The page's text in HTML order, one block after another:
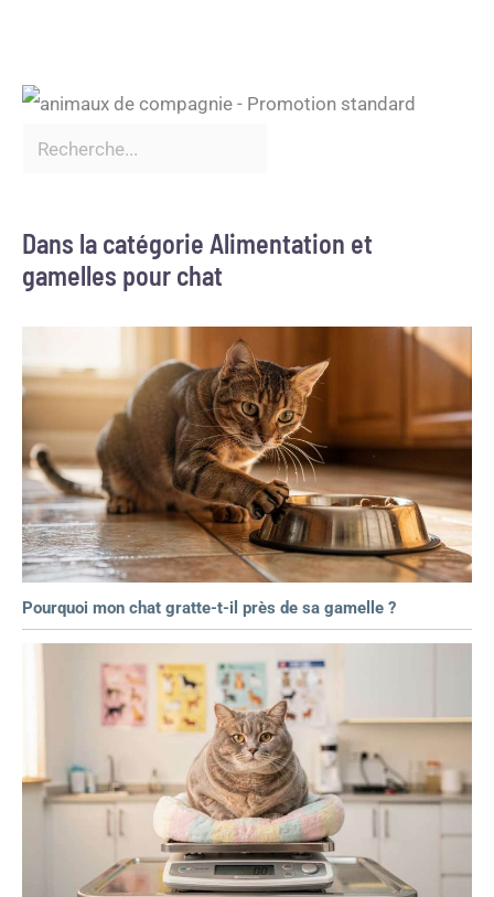
Dans la catégorie Alimentation et
gamelles pour chat
Pourquoi mon chat gratte-t-il près de sa gamelle ?